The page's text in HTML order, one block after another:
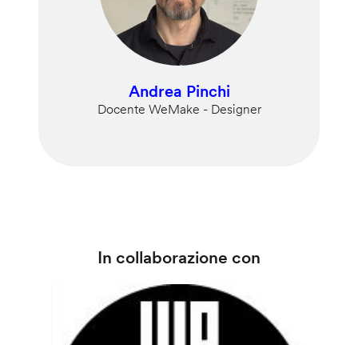
Andrea Pinchi
Docente WeMake - Designer
In collaborazione con